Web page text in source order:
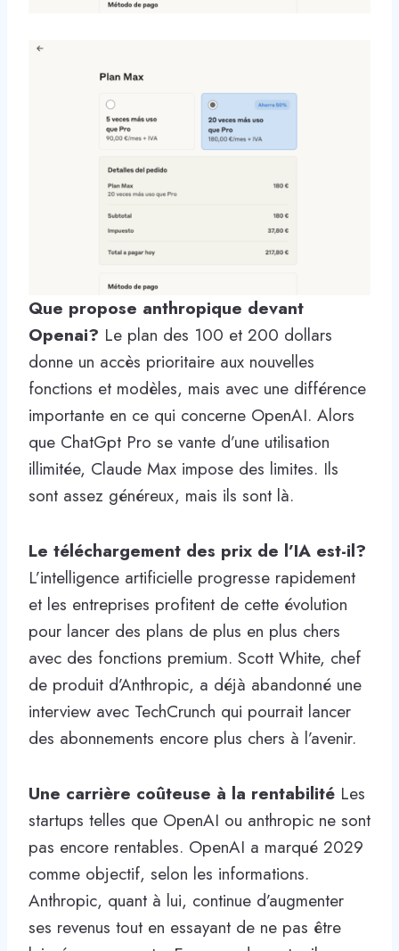
Que propose anthropique devant
Openai? Le plan des 100 et 200 dollars
donne un accès prioritaire aux nouvelles
fonctions et modèles, mais avec une différence
importante en ce qui concerne OpenAI. Alors
que ChatGpt Pro se vante d’une utilisation
illimitée, Claude Max impose des limites. Ils
sont assez généreux, mais ils sont là.
Le téléchargement des prix de l’IA est-il?
L’intelligence artificielle progresse rapidement
et les entreprises profitent de cette évolution
pour lancer des plans de plus en plus chers
avec des fonctions premium. Scott White, chef
de produit d’Anthropic, a déjà abandonné une
interview avec TechCrunch qui pourrait lancer
des abonnements encore plus chers à l’avenir.
Une carrière coûteuse à la rentabilité Les
startups telles que OpenAI ou anthropic ne sont
pas encore rentables. OpenAI a marqué 2029
comme objectif, selon les informations.
Anthropic, quant à lui, continue d’augmenter
ses revenus tout en essayant de ne pas être